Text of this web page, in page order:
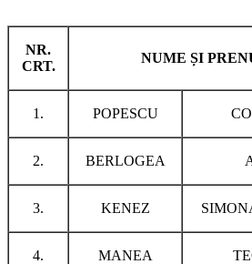
NR.
CRT.
NUME ȘI
1. POPESCU
2. BERLOGEA
3. KENEZ
4. MANEA